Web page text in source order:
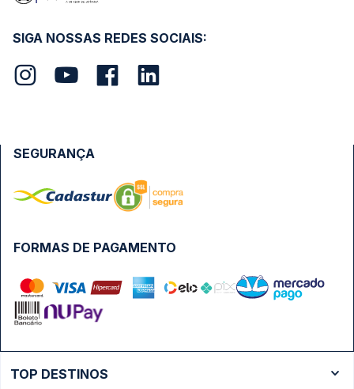
SIGA NOSSAS REDES SOCIAIS:
FORMAS DE PAGAMENTO
SEGURANÇA
TOP DESTINOS